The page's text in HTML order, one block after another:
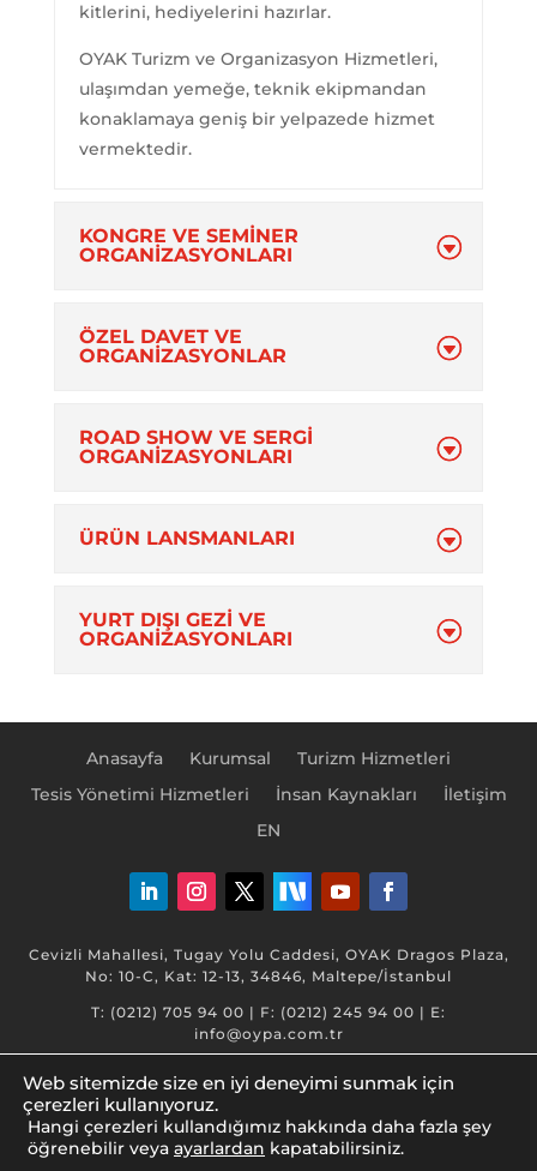
kitlerini, hediyelerini hazırlar.
OYAK Turizm ve Organizasyon Hizmetleri,
ulaşımdan yemeğe, teknik ekipmandan
konaklamaya geniş bir yelpazede hizmet
vermektedir. ​
KONGRE VE SEMİNER
ORGANİZASYONLARI
ÖZEL DAVET VE
ORGANİZASYONLAR
ROAD SHOW VE SERGİ
ORGANİZASYONLARI
ÜRÜN LANSMANLARI
YURT DIŞI GEZİ VE
ORGANİZASYONLARI
Anasayfa Kurumsal
Turizm Hizmetleri
Tesis Yönetimi Hizmetleri
İnsan Kaynakları
İletişim
EN
Cevizli Mahallesi, Tugay Yolu Caddesi, OYAK Dragos Plaza,
No: 10-C, Kat: 12-13, 34846, Maltepe/İstanbul
T: (0212) 705 94 00 | F: (0212) 245 94 00 | E:
info@oypa.com.tr
Web sitemizde size en iyi deneyimi sunmak için
çerezleri kullanıyoruz.
Hangi çerezleri kullandığımız hakkında daha fazla şey
öğrenebilir veya ayarlardan kapatabilirsiniz.